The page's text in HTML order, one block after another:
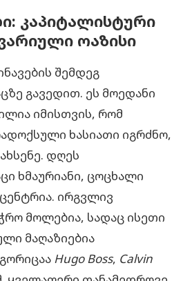
: კაპიტალისტური
ოაზისი
შემდეგ
გავედით. ეს მოედანი
იმისთვის, რომ
ხასიათი იგრძნო,
დღეს
ხმაურიანი, ცოცხალი
ირგვლივ
მოლებია, სადაც ისეთი
მაღაზიებია
Hugo Boss, Calvin